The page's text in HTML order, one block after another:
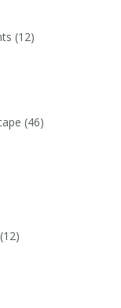
(12)
(46)
(12)